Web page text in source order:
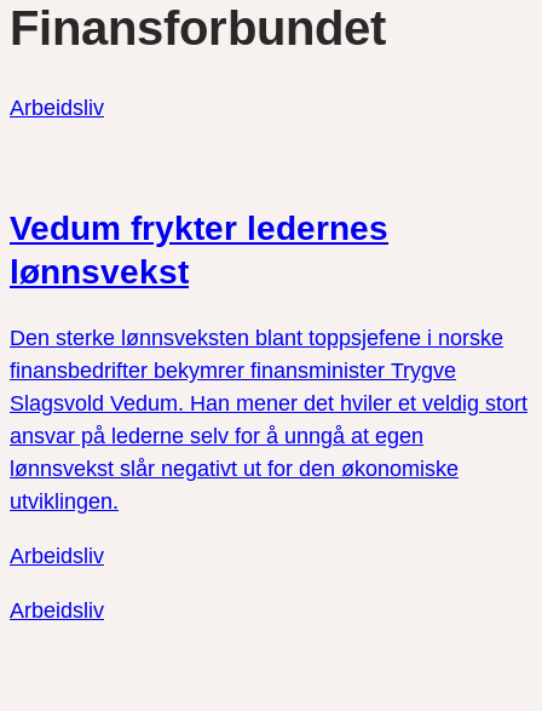
Finansforbundet
Arbeidsliv
Vedum frykter ledernes
lønnsvekst
Den sterke lønnsveksten blant toppsjefene i norske
finansbedrifter bekymrer finansminister Trygve
Slagsvold Vedum. Han mener det hviler et veldig stort
ansvar på lederne selv for å unngå at egen
lønnsvekst slår negativt ut for den økonomiske
utviklingen.
Arbeidsliv
Arbeidsliv